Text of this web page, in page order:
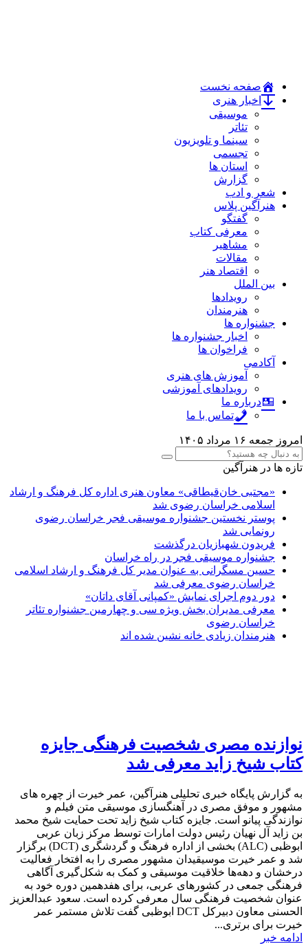
صفحه نخست
اخبار هنری
موسیقی
تئاتر
سینما و تلویزیون
تجسمی
استان ها
گزارش
شعر و ادب
هنرآگین پلاس
گفتگو
معرفی کتاب
مشاهیر
مقالات
اقتصاد هنر
بین الملل
رویدادها
هنرمندان
جشنواره ها
اخبار جشنواره ها
فراخوان ها
آکادمی
آموزش های هنری
رویدادهای آموزشی
درباره ما
تماس با ما
امروز جمعه ۱۶ مرداد ۱۴۰۵
تازه ها در هنرآگین
«مجتبی خان‌قیطاقی» معاون هنری اداره کل فرهنگ و ارشاد
اسلامی خراسان رضوی شد
پوستر نخستین جشنواره موسیقی فجر خراسان رضوی
رونمایی شد
فریدون شهبازیان درگذشت
جشنواره موسیقی فجر در راه خراسان
حسین مسگرانی به عنوان مدیر کل فرهنگ و ارشاد اسلامی
خراسان رضوی معرفی شد
دور دوم اجرای نمایش «کمپانی آقای داتان»
معرفی مدیران بخش ویژه سی و چهارمین جشنواره تئاتر
خراسان رضوی
هنرمندان زیادی خانه نشین شده اند
نوازنده مصری شخصیت فرهنگی جایزه
کتاب شیخ زاید معرفی شد
به گزارش پایگاه خبری تحلیلی هنرآگین، عمر خیرت از چهره های
مشهور و موفق مصری در آهنگسازی موسیقی متن فیلم و
نوازندگی پیانو است. جایزه کتاب شیخ زاید تحت حمایت شیخ محمد
بن زاید آل نهیان رئیس دولت امارات توسط مرکز زبان عربی
ابوظبی (ALC) بخشی از اداره فرهنگ و گردشگری (DCT) برگزار
شد و عمر خیرت موسیقیدان مشهور مصری را به افتخار فعالیت
درخشان و دهه‌ها خلاقیت موسیقی و کمک به شکل‌گیری آگاهی
فرهنگی جمعی در کشورهای عربی، برای هفدهمین دوره خود به
عنوان شخصیت فرهنگی سال معرفی کرده است. سعود عبدالعزیز
الحسنی معاون دبیرکل DCT ابوظبی گفت تلاش مستمر عمر
خیرت برای برتری...
ادامه خبر